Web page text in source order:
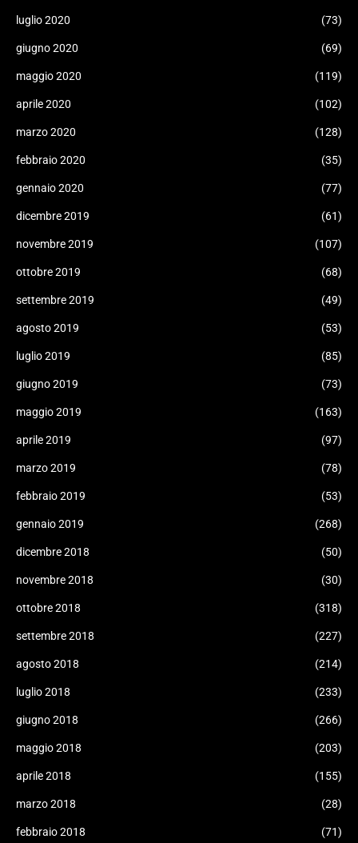
luglio 2020 (73)
giugno 2020 (69)
maggio 2020 (119)
aprile 2020 (102)
marzo 2020 (128)
febbraio 2020 (35)
gennaio 2020 (77)
dicembre 2019 (61)
novembre 2019 (107)
ottobre 2019 (68)
settembre 2019 (49)
agosto 2019 (53)
luglio 2019 (85)
giugno 2019 (73)
maggio 2019 (163)
aprile 2019 (97)
marzo 2019 (78)
febbraio 2019 (53)
gennaio 2019 (268)
dicembre 2018 (50)
novembre 2018 (30)
ottobre 2018 (318)
settembre 2018 (227)
agosto 2018 (214)
luglio 2018 (233)
giugno 2018 (266)
maggio 2018 (203)
aprile 2018 (155)
marzo 2018 (28)
febbraio 2018 (71)